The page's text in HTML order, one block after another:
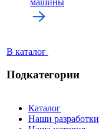
машины
В каталог
Подкатегории
Каталог
Наши разработки